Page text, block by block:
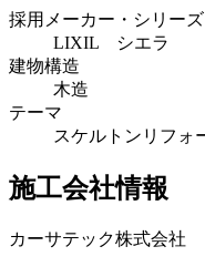
採用メーカー・シリーズ
LIXIL シエラ
建物構造
木造
テーマ
スケルトンリフォ
施工会社情報
カーサテック株式会社